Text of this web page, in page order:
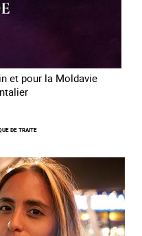
et pour la Moldavie
DE TRAITE